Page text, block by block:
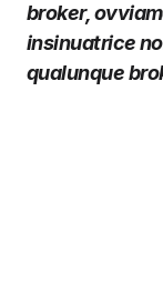
broker,
insinuatrice
qualunque